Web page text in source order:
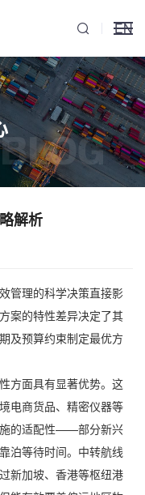
EN
解析
管理的科学决策直接影
案的特性差异决定了其
及预算约束制定最优方
方面具有显著优势。这
电商货品、精密仪器等
施的适配性——部分新兴
泊等待时间。中转航线
新加坡、香港等枢纽港